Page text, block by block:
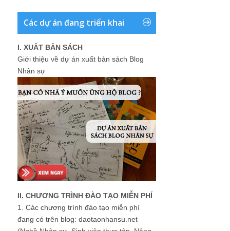
Các dự án đang triển khai
I. XUẤT BẢN SÁCH
Giới thiệu về dự án xuất bản sách Blog
Nhân sự
II. CHƯƠNG TRÌNH ĐÀO TẠO MIỄN PHÍ
1. Các chương trình đào tạo miễn phí
đang có trên blog: daotaonhansu.net